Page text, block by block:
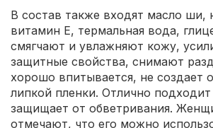
В состав также входят масло ши,
витамин Е, термальная вода,
смягчают и увлажняют кожу,
защитные свойства, снимают
хорошо впитывается, не создает
липкой пленки. Отлично
защищает от обветривания.
отмечают, что его можно